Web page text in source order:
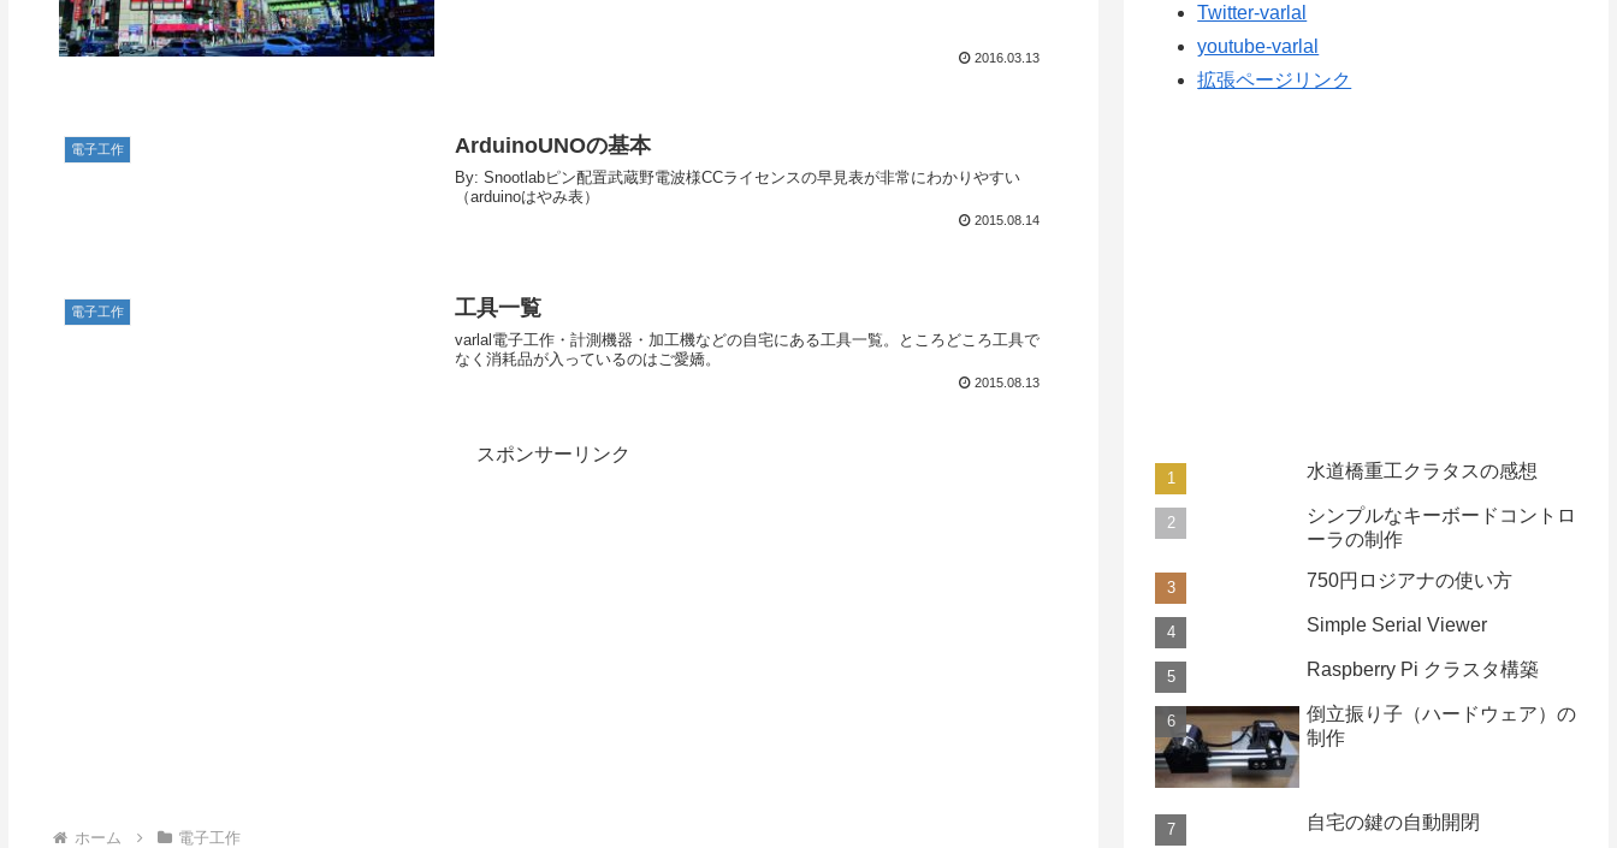
2016.03.13
電子工作 ArduinoUNOの基本
By: Snootlabピン配置武蔵野電波様CCライセンスの早見表が非常にわかりやすい
（arduinoはやみ表）
2015.08.14
電子工作 工具一覧
varlal電子工作・計測機器・加工機などの自宅にある工具一覧。ところどころ工具で
なく消耗品が入っているのはご愛嬌。
2015.08.13
スポンサーリンク
ホーム 電子工作
Twitter-varlal
youtube-varlal
拡張ページリンク
水道橋重工クラタスの感想
シンプルなキーボードコントロ
ーラの制作
750円ロジアナの使い方
Simple Serial Viewer
Raspberry Pi クラスタ構築
倒立振り子（ハードウェア）の
制作
自宅の鍵の自動開閉